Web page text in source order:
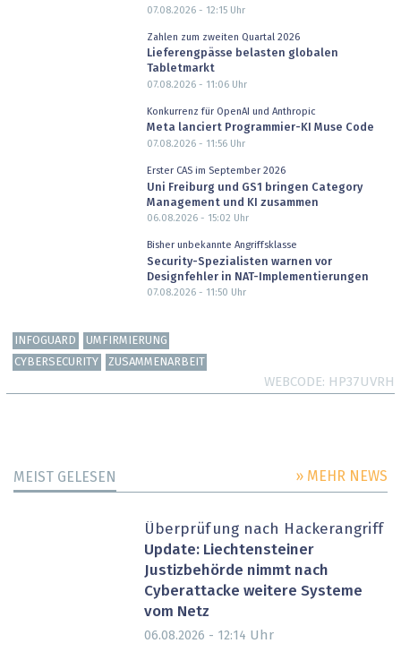
07.08.2026 - 12:15Uhr
Zahlen zum zweiten Quartal 2026
Lieferengpässe belasten globalen
Tabletmarkt
07.08.2026 - 11:06Uhr
Konkurrenz für OpenAI und Anthropic
Meta lanciert Programmier-KI Muse Code
07.08.2026 - 11:56Uhr
Erster CAS im September 2026
Uni Freiburg und GS1 bringen Category
Management und KI zusammen
06.08.2026 - 15:02 Uhr
Bisher unbekannte Angriffsklasse
Security-Spezialisten warnen vor
Designfehler in NAT-Implementierungen
07.08.2026 - 11:50 Uhr
INFOGUARD
UMFIRMIERUNG
CYBERSECURITY
ZUSAMMENARBEIT
WEBCODE HP37UVRH
MEIST GELESEN » MEHR NEWS
Überprüfung nach Hackerangriff
Update: Liechtensteiner
Justizbehörde nimmt nach
Cyberattacke weitere Systeme
vom Netz
06.08.2026 - 12:14 Uhr